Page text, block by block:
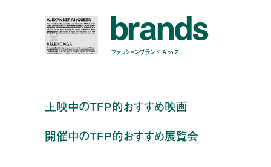
brands
ファッションブランド A to Z
上映中のTFP的おすすめ映画
開催中のTFP的おすすめ展覧会